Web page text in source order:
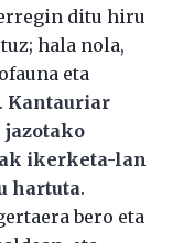
ditu hiru
hala nola,
eta
Kantauriar
jazotako
ikerketa-lan
hartuta.
bero eta